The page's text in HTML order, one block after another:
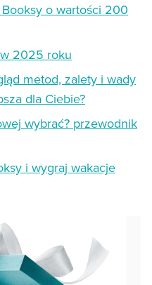
o wartości 200
2025 roku
metod, zalety i wady
dla Ciebie?
wybrać? przewodnik
i wygraj wakacje